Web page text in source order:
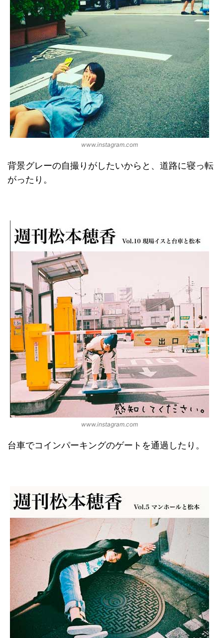
www.instagram.com
背景グレーの自撮りがしたいからと、道路に寝っ転
がったり。
www.instagram.com
台車でコインパーキングのゲートを通過したり。